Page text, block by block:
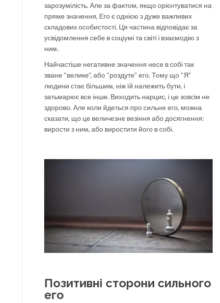
зарозумілість. Але за фактом, якщо орієнтуватися на
пряме значення, Его є однією з дуже важливих
складових особистості. Ця частина відповідає за
усвідомлення себе в соціумі та світі і взаємодію з
ним.
Найчастіше негативне значення несе в собі так
зване “велике”, або “роздуте” его. Тому що “Я”
людини стає більшим, ніж їй належить бути, і
затьмарює все інше. Виходить нарцис, і це зовсім не
здорово. Але коли йдеться про сильне его, можна
сказати, що це величезне везіння або досягнення:
вирости з ним, або виростити його в собі.
Позитивні сторони сильного
его